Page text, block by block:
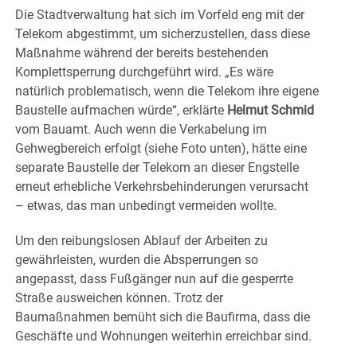
Die Stadtverwaltung hat sich im Vorfeld eng mit der
Telekom abgestimmt, um sicherzustellen, dass diese
Maßnahme während der bereits bestehenden
Komplettsperrung durchgeführt wird. „Es wäre
natürlich problematisch, wenn die Telekom ihre eigene
Baustelle aufmachen würde“, erklärte Helmut Schmid
vom Bauamt. Auch wenn die Verkabelung im
Gehwegbereich erfolgt (siehe Foto unten), hätte eine
separate Baustelle der Telekom an dieser Engstelle
erneut erhebliche Verkehrsbehinderungen verursacht
– etwas, das man unbedingt vermeiden wollte.
Um den reibungslosen Ablauf der Arbeiten zu
gewährleisten, wurden die Absperrungen so
angepasst, dass Fußgänger nun auf die gesperrte
Straße ausweichen können. Trotz der
Baumaßnahmen bemüht sich die Baufirma, dass die
Geschäfte und Wohnungen weiterhin erreichbar sind.